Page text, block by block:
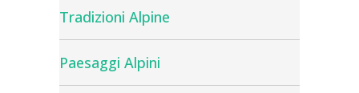
Tradizioni Alpine
Paesaggi Alpini